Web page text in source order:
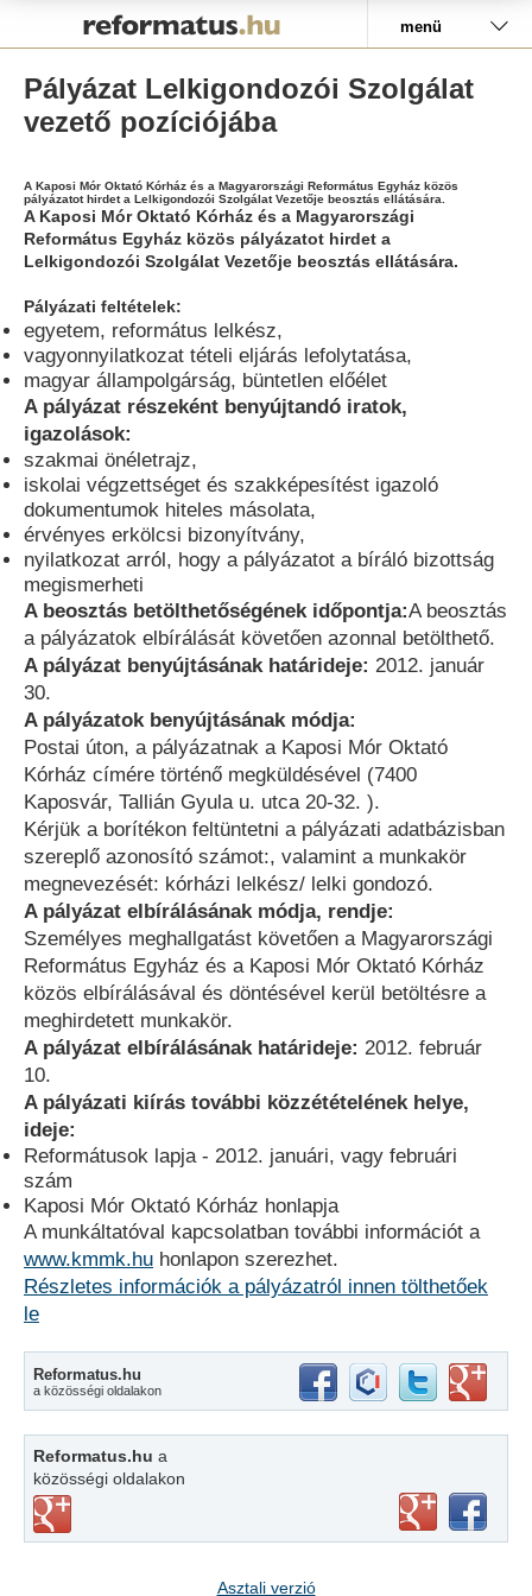
menü
Pályázat Lelkigondozói Szolgálat
vezető pozíciójába
A Kaposi Mór Oktató Kórház és a Magyarországi Református Egyház közös
pályázatot hirdet a Lelkigondozói Szolgálat Vezetője beosztás ellátására.
A Kaposi Mór Oktató Kórház és a Magyarországi
Református Egyház közös pályázatot hirdet a
Lelkigondozói Szolgálat Vezetője beosztás ellátására.
Pályázati feltételek:
egyetem, református lelkész,
vagyonnyilatkozat tételi eljárás lefolytatása,
magyar állampolgárság, büntetlen előélet
A pályázat részeként benyújtandó iratok,
igazolások:
szakmai önéletrajz,
iskolai végzettséget és szakképesítést igazoló
dokumentumok hiteles másolata,
érvényes erkölcsi bizonyítvány,
nyilatkozat arról, hogy a pályázatot a bíráló bizottság
megismerheti
A beosztás betölthetőségének időpontja:A beosztás
a pályázatok elbírálását követően azonnal betölthető.
A pályázat benyújtásának határideje: 2012. január
30.
A pályázatok benyújtásának módja:
Postai úton, a pályázatnak a Kaposi Mór Oktató
Kórház címére történő megküldésével (7400
Kaposvár, Tallián Gyula u. utca 20-32. ).
Kérjük a borítékon feltüntetni a pályázati adatbázisban
szereplő azonosító számot:, valamint a munkakör
megnevezését: kórházi lelkész/ lelki gondozó.
A pályázat elbírálásának módja, rendje:
Személyes meghallgatást követően a Magyarországi
Református Egyház és a Kaposi Mór Oktató Kórház
közös elbírálásával és döntésével kerül betöltésre a
meghirdetett munkakör.
A pályázat elbírálásának határideje: 2012. február
10.
A pályázati kiírás további közzétételének helye,
ideje:
Reformátusok lapja - 2012. januári, vagy februári
szám
Kaposi Mór Oktató Kórház honlapja
A munkáltatóval kapcsolatban további információt a
www.kmmk.hu honlapon szerezhet.
Részletes információk a pályázatról innen tölthetőek
le
Reformatus.hu
a közösségi oldalakon
Reformatus.hu a
közösségi oldalakon
Asztali verzió